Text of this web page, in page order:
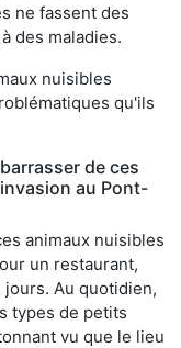
ne fassent des
des maladies.
nuisibles
qu'ils
de ces
au Pont-
animaux nuisibles
un restaurant,
jours. Au quotidien,
types de petits
vu que le lieu